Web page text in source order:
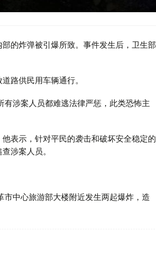
的炸弹被引爆所致。事件发生后，卫生部
路供民用车辆通行。
有涉案人员都难逃法律严惩，此类恐怖主
表示，针对平民的袭击和破坏安全稳定的
涉案人员。
中心旅游部大楼附近发生两起爆炸，造